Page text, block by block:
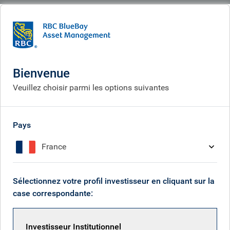
Who we are
La « surprise » du Brexit
Bienvenue
Veuillez choisir parmi les options suivantes
Pays
France
Sélectionnez votre profil investisseur en cliquant sur la
case correspondante:
Investisseur Institutionnel